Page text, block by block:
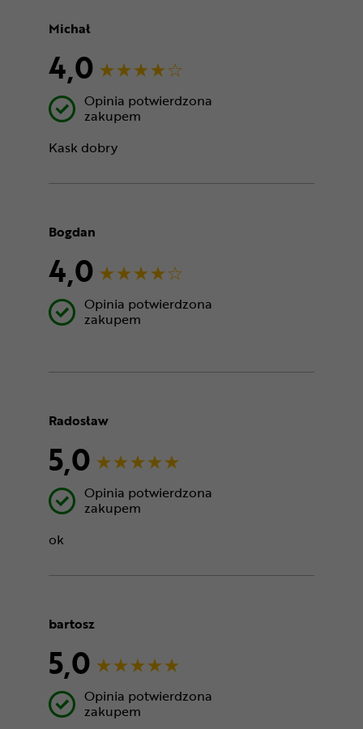
Michał
4,0
Opinia potwierdzona
zakupem
Kask dobry
Bogdan
4,0
Opinia potwierdzona
zakupem
Radosław
5,0
Opinia potwierdzona
zakupem
ok
bartosz
5,0
Opinia potwierdzona
zakupem